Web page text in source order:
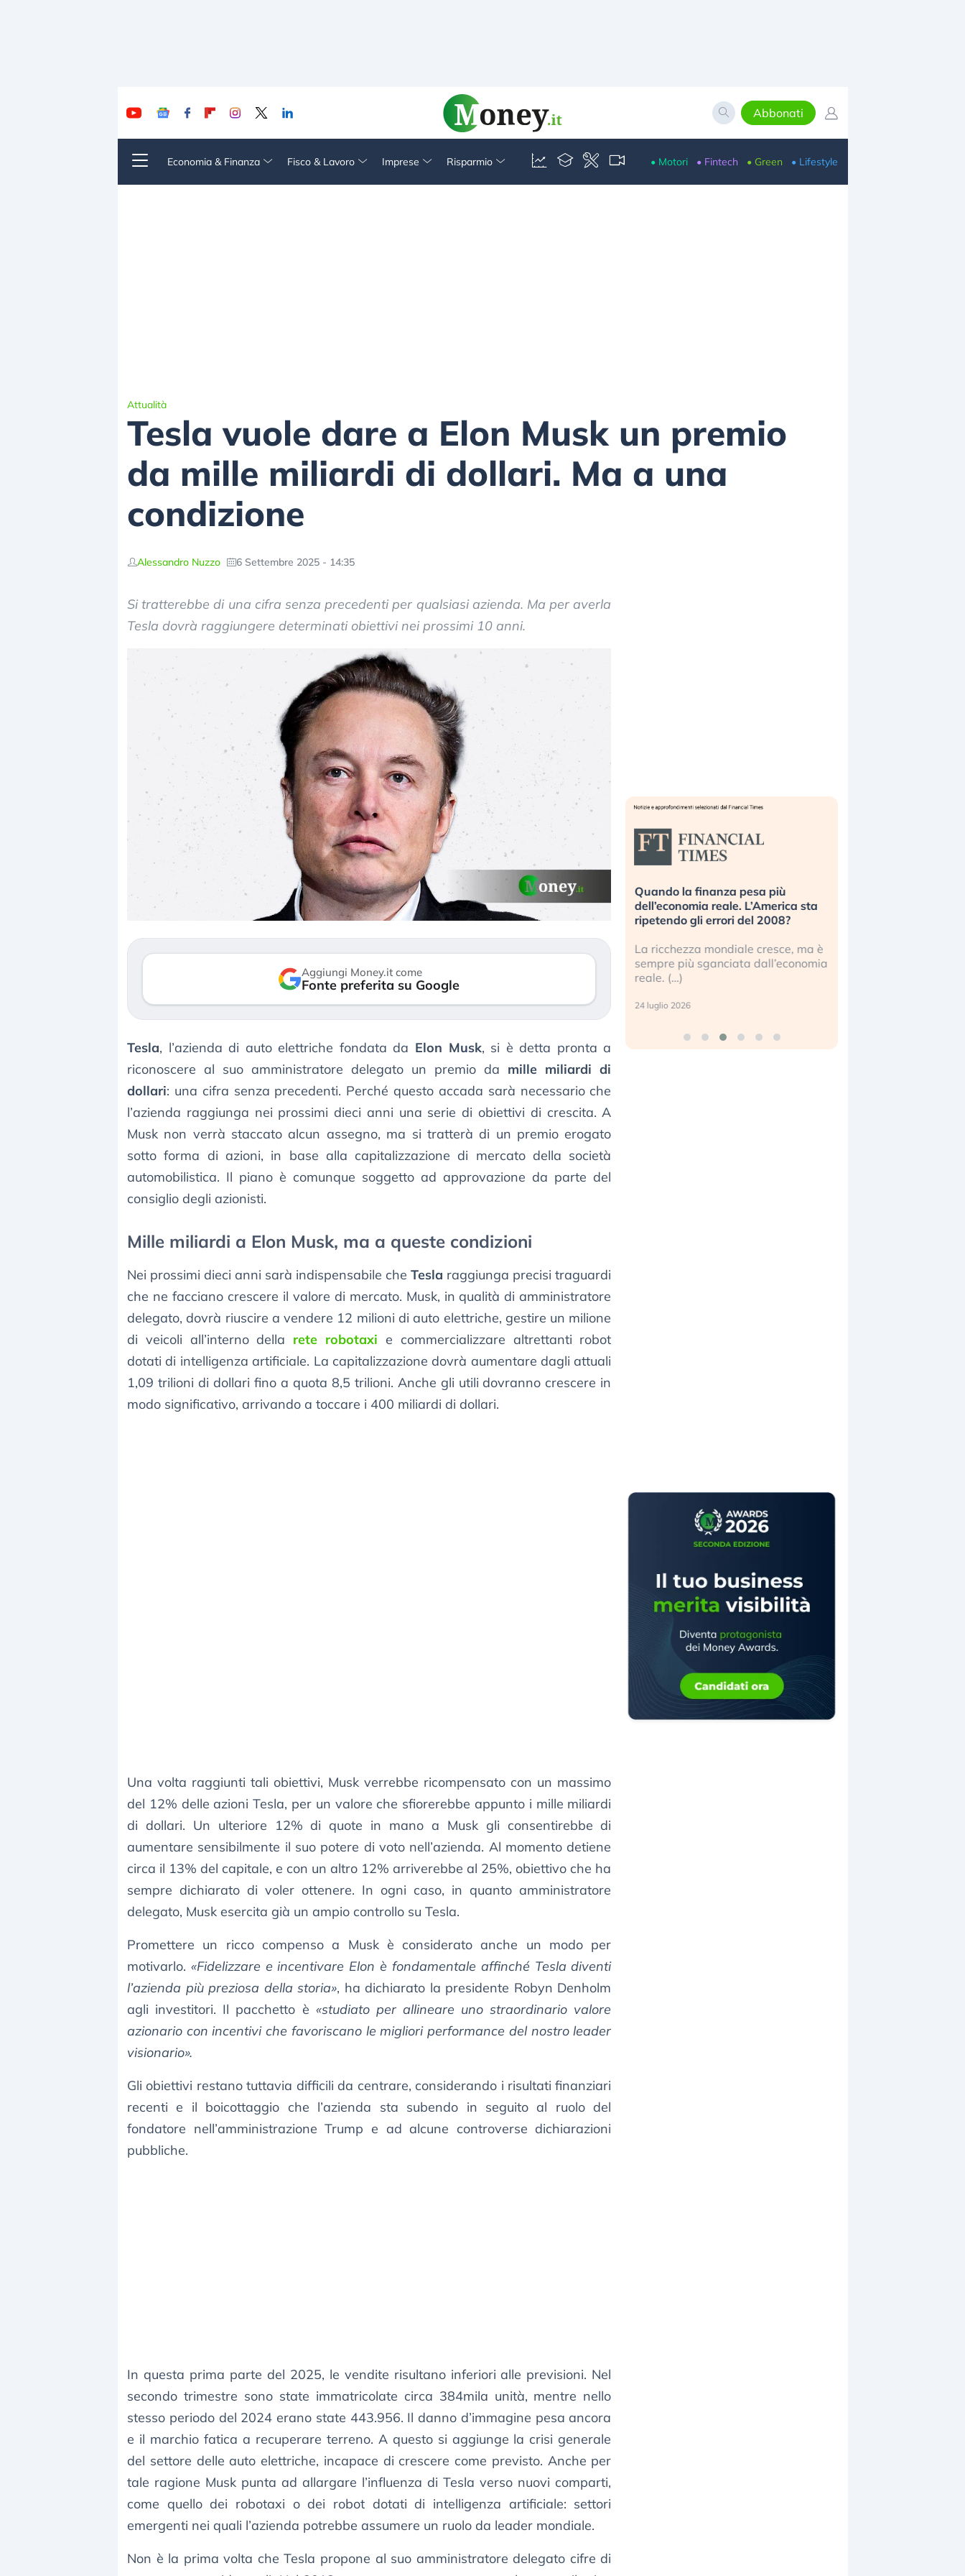
Abbonati
Economia & Finanza Fisco & Lavoro Imprese Risparmio • Motori • Fintech • Green • Lifestyle
Attualità
Tesla vuole dare a Elon Musk un premio
da mille miliardi di dollari. Ma a una
condizione
Alessandro Nuzzo 6 Settembre 2025 - 14:35
Si tratterebbe di una cifra senza precedenti per qualsiasi azienda. Ma per averla
Tesla dovrà raggiungere determinati obiettivi nei prossimi 10 anni.
Aggiungi Money.it come
Fonte preferita su Google
Tesla, l’azienda di auto elettriche fondata da Elon Musk, si è detta pronta a
riconoscere al suo amministratore delegato un premio da mille miliardi di
dollari: una cifra senza precedenti. Perché questo accada sarà necessario che
l’azienda raggiunga nei prossimi dieci anni una serie di obiettivi di crescita. A
Musk non verrà staccato alcun assegno, ma si tratterà di un premio erogato
sotto forma di azioni, in base alla capitalizzazione di mercato della società
automobilistica. Il piano è comunque soggetto ad approvazione da parte del
consiglio degli azionisti.
Mille miliardi a Elon Musk, ma a queste condizioni
Nei prossimi dieci anni sarà indispensabile cheTesla raggiunga precisi traguardi
che ne facciano crescere il valore di mercato. Musk, in qualità di amministratore
delegato, dovrà riuscire a vendere 12 milioni di auto elettriche, gestire un milione
di veicoli all’interno della rete robotaxi e commercializzare altrettanti robot
dotati di intelligenza artificiale. La capitalizzazione dovrà aumentare dagli attuali
1,09 trilioni di dollari fino a quota 8,5 trilioni. Anche gli utili dovranno crescere in
modo significativo, arrivando a toccare i 400 miliardi di dollari.
Una volta raggiunti tali obiettivi, Musk verrebbe ricompensato con un massimo
del 12% delle azioni Tesla, per un valore che sfiorerebbe appunto i mille miliardi
di dollari. Un ulteriore 12% di quote in mano a Musk gli consentirebbe di
aumentare sensibilmente il suo potere di voto nell’azienda. Al momento detiene
circa il 13% del capitale, e con un altro 12% arriverebbe al 25%, obiettivo che ha
sempre dichiarato di voler ottenere. In ogni caso, in quanto amministratore
delegato, Musk esercita già un ampio controllo su Tesla.
Promettere un ricco compenso a Musk è considerato anche un modo per
motivarlo. «Fidelizzare e incentivare Elon è fondamentale affinché Tesla diventi
l’azienda più preziosa della storia», ha dichiarato la presidente Robyn Denholm
agli investitori. Il pacchetto è «studiato per allineare uno straordinario valore
azionario con incentivi che favoriscano le migliori performance del nostro leader
visionario».
Gli obiettivi restano tuttavia difficili da centrare, considerando i risultati finanziari
recenti e il boicottaggio che l’azienda sta subendo in seguito al ruolo del
fondatore nell’amministrazione Trump e ad alcune controverse dichiarazioni
pubbliche.
In questa prima parte del 2025, le vendite risultano inferiori alle previsioni. Nel
secondo trimestre sono state immatricolate circa 384mila unità, mentre nello
stesso periodo del 2024 erano state 443.956. Il danno d’immagine pesa ancora
e il marchio fatica a recuperare terreno. A questo si aggiunge la crisi generale
del settore delle auto elettriche, incapace di crescere come previsto. Anche per
tale ragione Musk punta ad allargare l’influenza di Tesla verso nuovi comparti,
come quello dei robotaxi o dei robot dotati di intelligenza artificiale: settori
emergenti nei quali l’azienda potrebbe assumere un ruolo da leader mondiale.
Non è la prima volta che Tesla propone al suo amministratore delegato cifre di
Dalle valutazioni estreme alla
correzione. Cosa sta guidando il
repricing degli asset?
3 agosto 2026
«La mia vita è rovinata». Investitori
in preda al panico dopo lo scoppio
della bolla AI
Kospi, mentre gli investitori retail (…)
30 luglio 2026
Quando la finanza pesa più
dell’economia reale. L’America sta
ripetendo gli errori del 2008?
La ricchezza mondiale cresce, ma è
sempre più sganciata dall’economia
reale. (…)
24 luglio 2026